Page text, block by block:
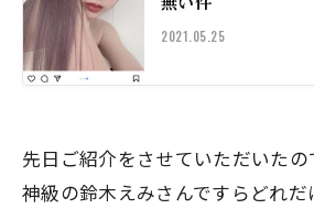
2021.05.25
先日ご紹介をさせていただいた
神級の鈴木えみさんですらどれだ